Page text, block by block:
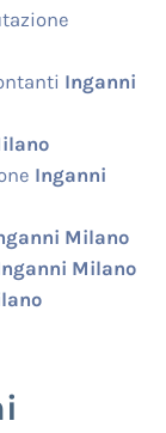
Inganni
Inganni
Milano
Milano